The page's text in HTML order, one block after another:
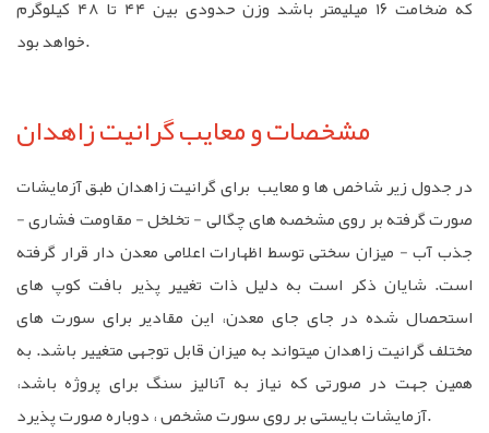
که ضخامت ۱۶ میلیمتر باشد وزن حدودی بین ۴۴ تا ۴۸ کیلوگرم
خواهد بود.
مشخصات و معایب گرانیت زاهدان
در جدول زیر شاخص ها و معایب برای گرانیت زاهدان طبق آزمایشات
صورت گرفته بر روی مشخصه های چگالی - تخلخل - مقاومت فشاری -
جذب آب - میزان سختی توسط اظهارات اعلامی معدن دار قرار گرفته
است. شایان ذکر است به دلیل ذات تغییر پذیر بافت کوپ های
استحصال شده در جای جای معدن، این مقادیر برای سورت های
مختلف گرانیت زاهدان میتواند به میزان قابل توجهی متغییر باشد. به
همین جهت در صورتی که نیاز به آنالیز سنگ برای پروژه باشد،
آزمایشات بایستی بر روی سورت مشخص ، دوباره صورت پذیرد.